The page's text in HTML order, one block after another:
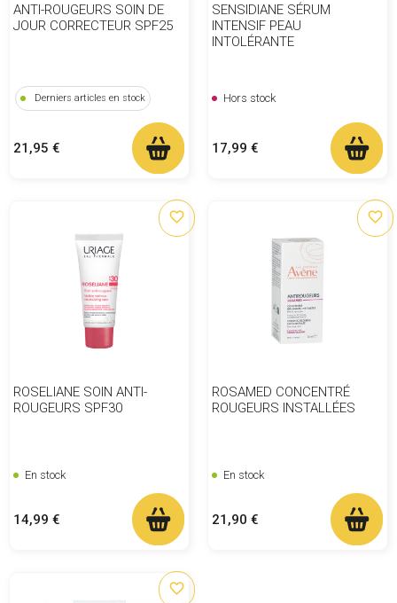
ANTI-ROUGEURS SOIN DE
JOUR CORRECTEUR SPF25
Derniers articles en stock
Prix
21,95 €
SENSIDIANE SÉRUM
INTENSIF PEAU
INTOLÉRANTE
Hors stock
Prix
17,99 €
ROSELIANE SOIN ANTI-
ROUGEURS SPF30
favorite_border
En stock
Prix
14,99 €
ROSAMED CONCENTRÉ
ROUGEURS INSTALLÉES
favorite_border
En stock
Prix
21,90 €
favorite_border